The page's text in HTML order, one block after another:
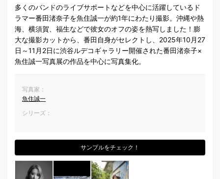
多くのバンドのライブサポートなどを中心に活躍しているド
ラマー番田渚奈子を魚住誠一が約1年にわたり撮影。沖縄や熱
海、横須賀、福生などで彼女のオフの姿を熱写しました！膨
大な撮影カットから、番田自身がセレクトし、2025年10月27
日～11月2日に渋谷ルデコギャラリー開催された番田渚奈子×
魚住誠一写真展の作品を中心に写真集化。
写真家：
魚住誠一
シリーズ：
サンプルをチェック！